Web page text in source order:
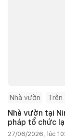
Nhà vườn Trên
Nhà vườn tại
pháp tổ chức
27/06/2026, lúc